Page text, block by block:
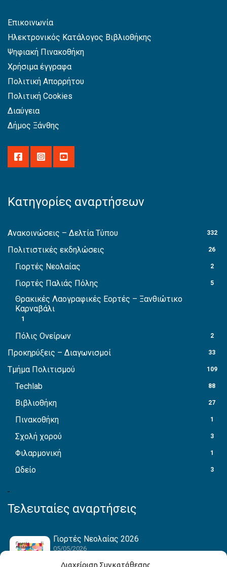
Διαχείριση Συγκατάθεσης
Επικοινωνία
Ηλεκτρονικός Κατάλογος Βιβλιοθήκης
Ψηφιακή Πινακοθήκη
Χρήσιμα έγγραφα
Πολιτική Απορρήτου
Πολιτική Cookies
Διαύγεια
Δήμος Ξάνθης
Κατηγορίες αναρτήσεων
Ανακοινώσεις – Δελτία Τύπου 332
Πολιτιστικές εκδηλώσεις 26
Γιορτές Νεολαίας 2
Γιορτές Παλιάς Πόλης 5
Θρακικές Λαογραφικές Εορτές – Ξανθιώτικο
Καρναβάλι
1
Πόλις Ονείρων 2
Προκηρύξεις – Διαγωνισμοί 33
Τμήμα Πολιτισμού 109
Techlab 88
Βιβλιοθήκη 27
Πινακοθήκη 1
Σχολή χορού 3
Φιλαρμονική 1
Ωδείο 3
Τελευταίες αναρτήσεις
Γιορτές Νεολαίας 2026
05/05/2026